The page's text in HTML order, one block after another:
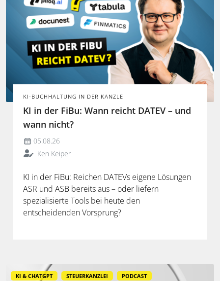
KI-BUCHHALTUNG IN DER KANZLEI
KI in der FiBu: Wann reicht DATEV – und
wann nicht?
05.08.26
Ken Keiper
KI in der FiBu: Reichen DATEVs eigene Lösungen
ASR und ASB bereits aus – oder liefern
spezialisierte Tools bei heute den
entscheidenden Vorsprung?
KI & CHATGPT STEUERKANZLEI PODCAST